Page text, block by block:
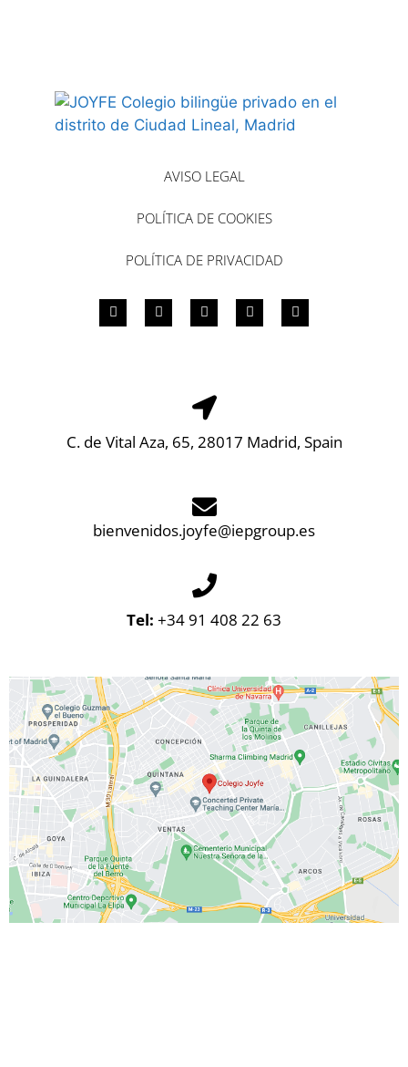
AVISO LEGAL
POLÍTICA DE COOKIES
POLÍTICA DE PRIVACIDAD
C. de Vital Aza, 65, 28017 Madrid, Spain
bienvenidos.joyfe@iepgroup.es
Tel: +34 91 408 22 63